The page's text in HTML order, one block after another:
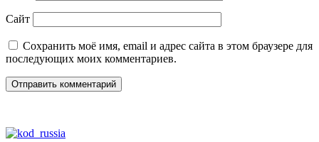
Сайт
Сохранить моё имя, email и адрес сайта в этом браузере для
последующих моих комментариев.